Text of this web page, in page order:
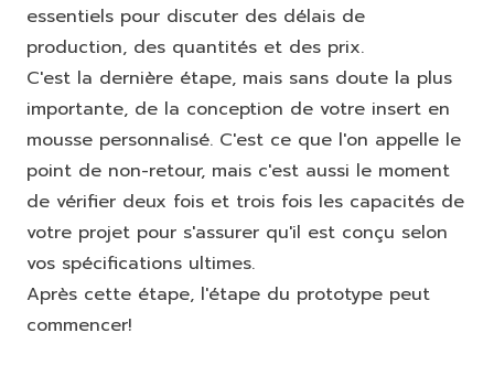
essentiels pour discuter des délais de
production, des quantités et des prix.
C'est la dernière étape, mais sans doute la plus
importante, de la conception de votre insert en
mousse personnalisé. C'est ce que l'on appelle le
point de non-retour, mais c'est aussi le moment
de vérifier deux fois et trois fois les capacités de
votre projet pour s'assurer qu'il est conçu selon
vos spécifications ultimes.
Après cette étape, l'étape du prototype peut
commencer!